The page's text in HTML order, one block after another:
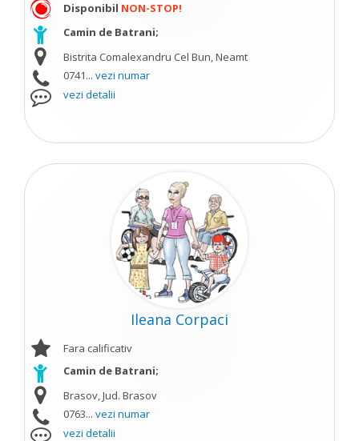
Disponibil NON-STOP!
Camin de Batrani;
Bistrita Comalexandru Cel Bun, Neamt
0741... vezi numar
vezi detalii
Ileana Corpaci
Fara calificativ
Camin de Batrani;
Brasov, Jud. Brasov
0763... vezi numar
vezi detalii